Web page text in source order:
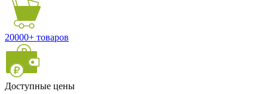
20000+ товаров
Доступные цены